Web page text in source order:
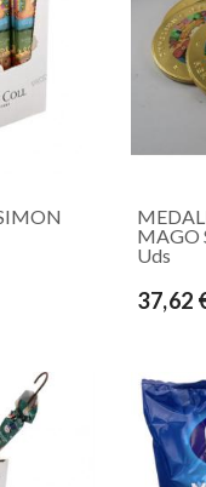
MAGO
Uds
37,62